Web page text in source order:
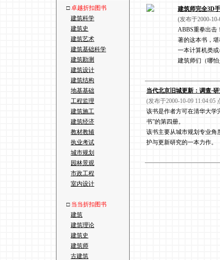
□卓越折扣图书
建筑科学
建筑史
建筑艺术
建筑基础科学
建筑勘测
建筑设计
建筑结构
地基基础
工程监理
建筑施工
建筑经济
教材教辅
执业考试
城市规划
园林景观
市政工程
室内设计
□ 当当折扣图书
建筑
建筑理论
建筑史
建筑师
古建筑
建筑师完全3D
(发布于2000-
ABBS重拳出击
著的这本书，
一本计算机类
建筑师们（哪
当代北京旧城更新：调查·研
(发布于2000-10-09 11:04:05
该书是作者方可在清华大学
书”的第四册。
该书主要从城市规划专业角
护与更新研究的一本力作。